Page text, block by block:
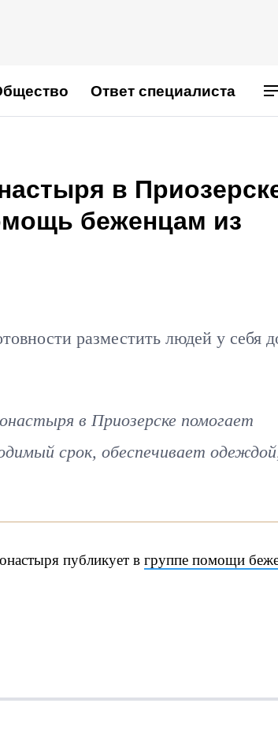
Ответ специалиста
в
беженцам из
разместить людей у себя
в Приозерске помогает
срок, обеспечивает
публикует в группе помощи